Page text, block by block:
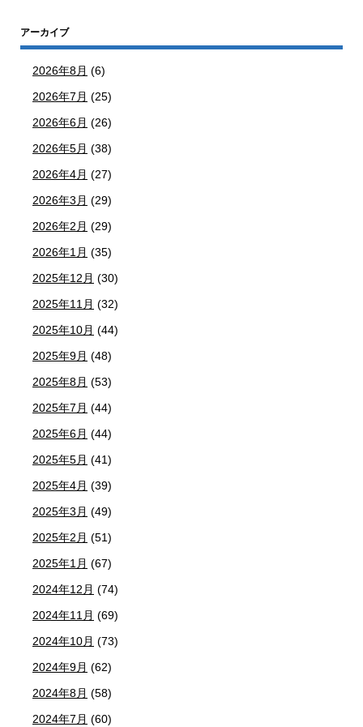
アーカイブ
2026年8月 (6)
2026年7月 (25)
2026年6月 (26)
2026年5月 (38)
2026年4月 (27)
2026年3月 (29)
2026年2月 (29)
2026年1月 (35)
2025年12月 (30)
2025年11月 (32)
2025年10月 (44)
2025年9月 (48)
2025年8月 (53)
2025年7月 (44)
2025年6月 (44)
2025年5月 (41)
2025年4月 (39)
2025年3月 (49)
2025年2月 (51)
2025年1月 (67)
2024年12月 (74)
2024年11月 (69)
2024年10月 (73)
2024年9月 (62)
2024年8月 (58)
2024年7月 (60)